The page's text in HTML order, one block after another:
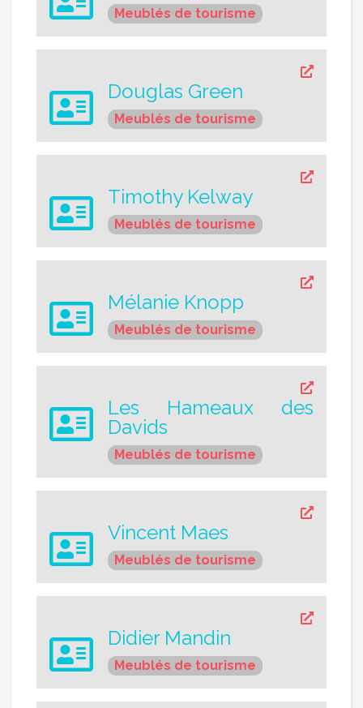
Meublés de tourisme
Douglas Green
Meublés de tourisme
Timothy Kelway
Meublés de tourisme
Mélanie Knopp
Meublés de tourisme
Les Hameaux des
Davids
Meublés de tourisme
Vincent Maes
Meublés de tourisme
Didier Mandin
Meublés de tourisme